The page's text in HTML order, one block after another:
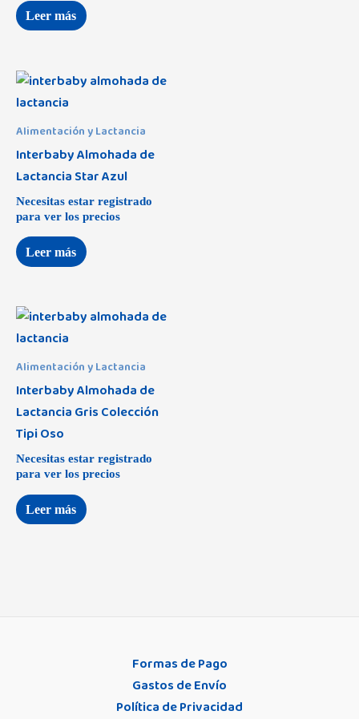
Leer más
Alimentación y Lactancia
Interbaby Almohada de
Lactancia Star Azul
Necesitas estar registrado
para ver los precios
Leer más
Alimentación y Lactancia
Interbaby Almohada de
Lactancia Gris Colección
Tipi Oso
Necesitas estar registrado
para ver los precios
Leer más
Formas de Pago
Gastos de Envío
Política de Privacidad